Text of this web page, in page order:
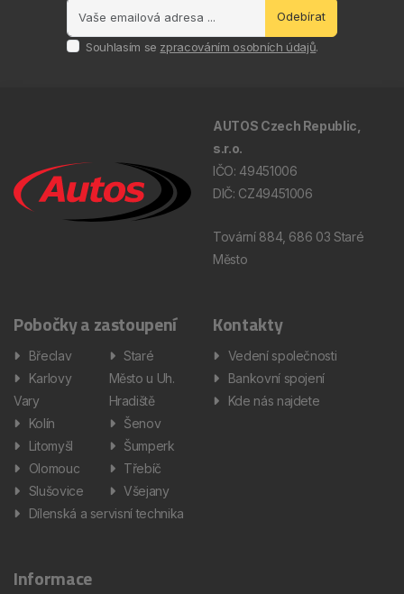
Odebírat
Souhlasím se zpracováním osobních údajů.
AUTOS Czech Republic,
s.r.o.
IČO: 49451006
DIČ: CZ49451006
Tovární 884, 686 03 Staré
Město
Pobočky a zastoupení
Břeclav
Karlovy
Vary
Kolín
Litomyšl
Olomouc
Slušovice
Staré
Město u Uh.
Hradiště
Šenov
Šumperk
Třebíč
Všejany
Dílenská a servisní technika
Kontakty
Vedení společnosti
Bankovní spojení
Kde nás najdete
Informace